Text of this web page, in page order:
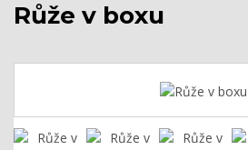
Růže v boxu